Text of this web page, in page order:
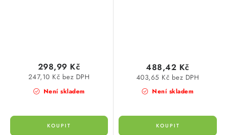
Není skladem
247,10 Kč bez DPH
298,99 Kč
Není skladem
403,65 Kč bez DPH
488,42 Kč